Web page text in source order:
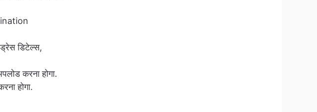
डिटेल्स,
करना होगा.
होगा.